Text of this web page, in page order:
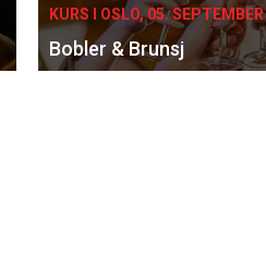
KURS I OSLO, 05. SEPTEMBER
Bobler & Brunsj